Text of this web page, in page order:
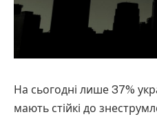
На сьогодні лише 37%
мають стійкі до